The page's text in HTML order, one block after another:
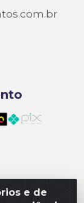
e de
Goiás